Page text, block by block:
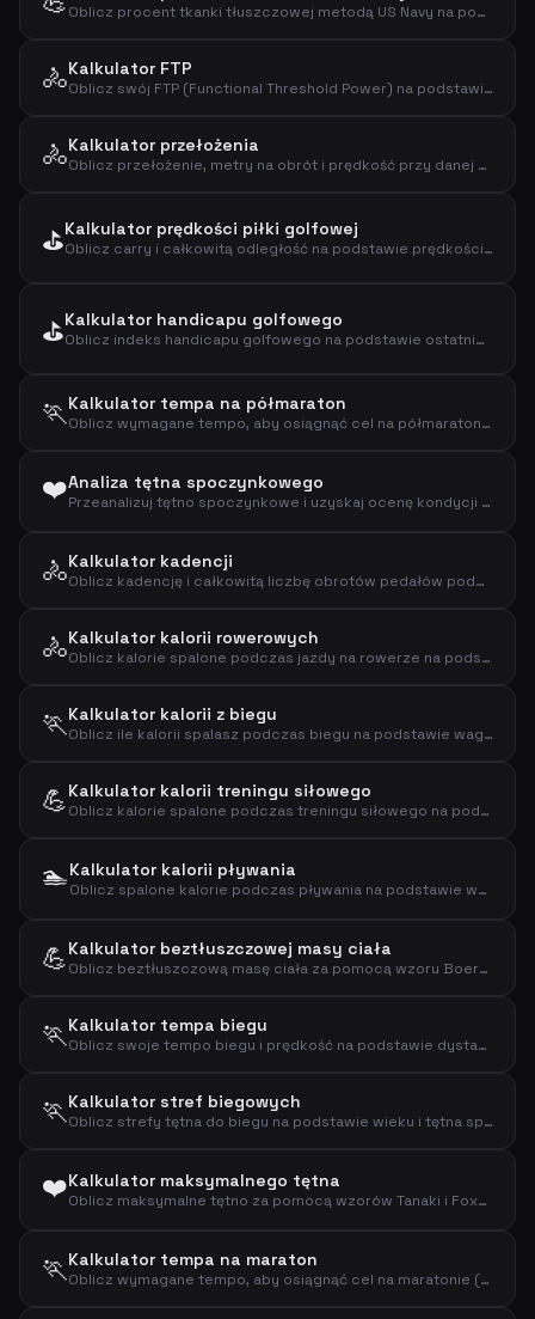
Oblicz procent tkanki tłuszczowej metodą US Navy na podstawie obwodu talii, szyi i wzrostu
🚴Kalkulator FTP
Oblicz swój FTP (Functional Threshold Power) na podstawie testu czasowego
🚴Kalkulator przełożenia
Oblicz przełożenie, metry na obrót i prędkość przy danej kadencji
⛳Kalkulator prędkości piłki golfowej
Oblicz carry i całkowitą odległość na podstawie prędkości piłki
⛳Kalkulator handicapu golfowego
Oblicz indeks handicapu golfowego na podstawie ostatnich wyników, par, slope i ratingu
🏃Kalkulator tempa na półmaraton
Oblicz wymagane tempo, aby osiągnąć cel na półmaratonie (21,0975 km)
❤️Analiza tętna spoczynkowego
Przeanalizuj tętno spoczynkowe i uzyskaj ocenę kondycji na podstawie wieku i płci
🚴Kalkulator kadencji
Oblicz kadencję i całkowitą liczbę obrotów pedałów podczas jazdy na rowerze
🚴Kalkulator kalorii rowerowych
Oblicz kalorie spalone podczas jazdy na rowerze na podstawie wagi, czasu i prędkości
🏃Kalkulator kalorii z biegu
Oblicz ile kalorii spalasz podczas biegu na podstawie wagi i dystansu
💪Kalkulator kalorii treningu siłowego
Oblicz kalorie spalone podczas treningu siłowego na podstawie wagi, czasu i intensywności
🏊Kalkulator kalorii pływania
Oblicz spalone kalorie podczas pływania na podstawie wagi, czasu i intensywności
💪Kalkulator beztłuszczowej masy ciała
Oblicz beztłuszczową masę ciała za pomocą wzoru Boera na podstawie płci, wagi i wzrostu
🏃Kalkulator tempa biegu
Oblicz swoje tempo biegu i prędkość na podstawie dystansu i czasu
🏃Kalkulator stref biegowych
Oblicz strefy tętna do biegu na podstawie wieku i tętna spoczynkowego (wzór Karvonena)
❤️Kalkulator maksymalnego tętna
Oblicz maksymalne tętno za pomocą wzorów Tanaki i Foxa na podstawie wieku
🏃Kalkulator tempa na maraton
Oblicz wymagane tempo, aby osiągnąć cel na maratonie (42,195 km)